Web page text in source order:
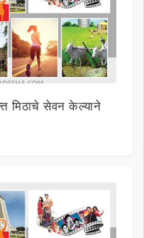
मिठाचे सेवन केल्याने